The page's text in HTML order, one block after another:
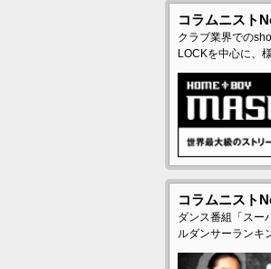
コラムニスト
クラブ業界での
LOCKを中心に、
コラムニスト
ダンス番組「スー
ルダンサーランキ